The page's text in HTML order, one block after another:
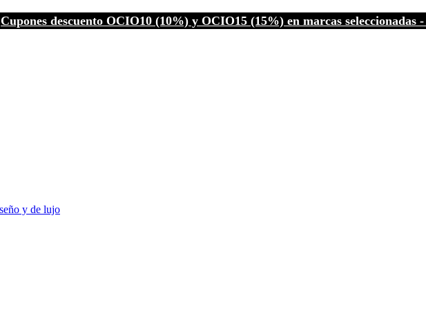
Cupones descuento OCIO10 (10%) y OCIO15 (15%) en marcas seleccionadas